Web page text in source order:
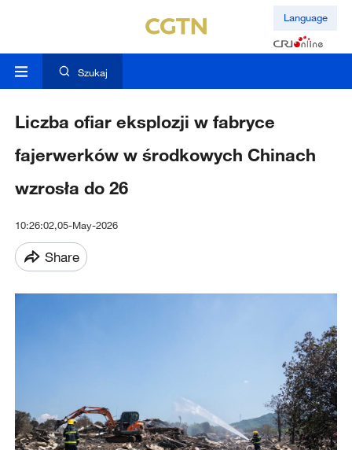
Language
Szukaj
Liczba ofiar eksplozji w fabryce
fajerwerków w środkowych Chinach
wzrosła do 26
10:26:02,05-May-2026
Share